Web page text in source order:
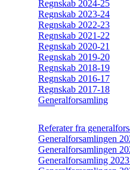
Regnskab 2024-25
Regnskab 2023-24
Regnskab 2022-23
Regnskab 2021-22
Regnskab 2020-21
Regnskab 2019-20
Regnskab 2018-19
Regnskab 2016-17
Regnskab 2017-18
Generalforsamling
Referater fra
Generalforsamlingen
Generalforsamlingen
Generalforsamling